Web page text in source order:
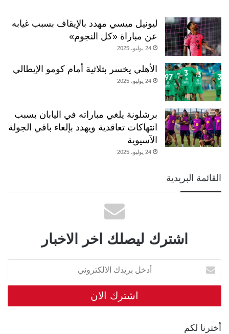
ليونيل ميسي مهدد بالإيقاف بسبب غيابه
عن مباراة «كل النجوم»
24 يوليو، 2025
الأهلي يخسر بثلاثية أمام كومو الإيطالي
24 يوليو، 2025
برشلونة يلغي مباراته في اليابان بسبب
انتهاكات تعاقدية ويهدد بإلغاء باقي الجولة
الآسيوية
24 يوليو، 2025
القائمة البريدية
اشترك ليصلك اخر الاخبار
أدخل
بريدك
الالكتروني
أخترنا لكم